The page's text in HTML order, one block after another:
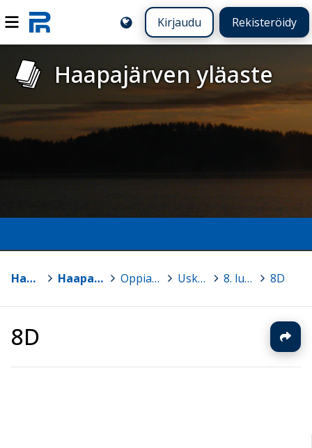
Kirjaudu Rekisteröidy
Haapajärven yläaste
Haapajärvi Haapajärven yläaste > Oppiaineiden sivuja > Uskonto > 8. luokka > 8D
8D